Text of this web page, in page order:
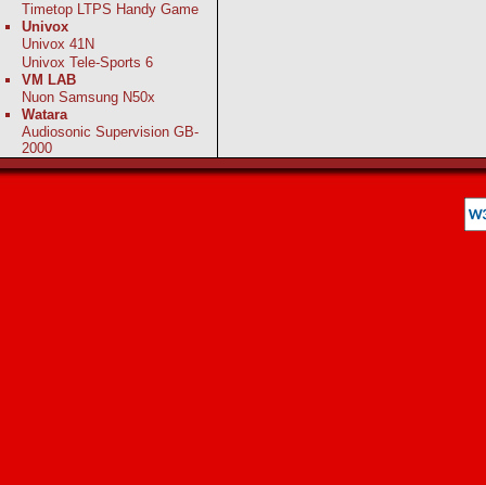
Timetop LTPS Handy Game
Univox
Univox 41N
Univox Tele-Sports 6
VM LAB
Nuon Samsung N50x
Watara
Audiosonic Supervision GB-
2000